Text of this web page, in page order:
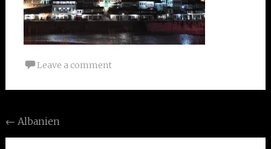
Leave a comment
Post
navigation
← Albanien